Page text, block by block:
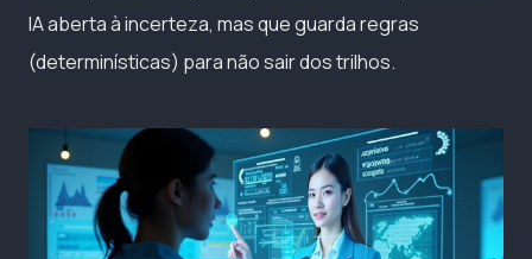
IA aberta à incerteza, mas que guarda regras
(determinísticas) para não sair dos trilhos.